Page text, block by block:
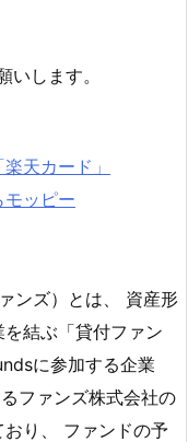
します。
天カード」
ッピー
ンズ）とは、 資産形
結ぶ「貸付ファン
に参加する企業
ファンズ株式会社の
り、 ファンドの予